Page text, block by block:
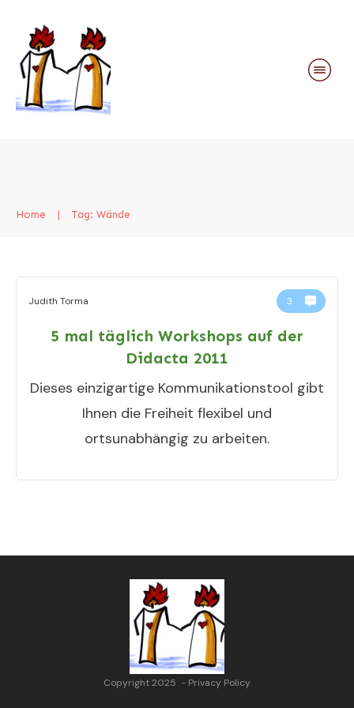
Home Tag: Wände
Judith Torma 3
5 mal täglich Workshops auf der
Didacta 2011
Dieses einzigartige Kommunikationstool gibt
Ihnen die Freiheit flexibel und
ortsunabhängig zu arbeiten.
Copyright 2025 - Privacy Policy